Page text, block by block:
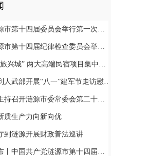
员会举行第一次全体会议 段晓赛当选市委书记 伍鹤群周杨当选市委副书记
十四届纪律检查委员会举行第一次全体会议
大高端民宿项目集中签约开工 全力打造“湖湘地区文旅康养名城”
武部开展“八一”建军节走访慰问活动
召开涟源市委常委会第二十八次会议
质生产力向新向优
到涟源开展财政普法巡讲
产党涟源市第十四届纪律检查委员会书记、副书记、常委名单